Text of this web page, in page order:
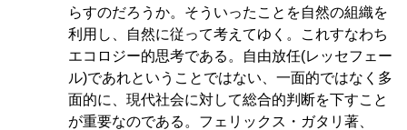
らすのだろうか。そういったことを自然の組織を
利用し、自然に従って考えてゆく。これすなわち
エコロジー的思考である。自由放任(レッセフェー
ル)であれということではない、一面的ではなく多
面的に、現代社会に対して総合的判断を下すこと
が重要なのである。フェリックス・ガタリ著、